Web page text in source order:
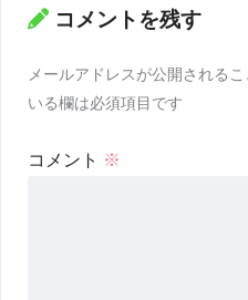
コメントを残す
メールアドレスが公開されるこ
いる欄は必須項目です
コメント ※